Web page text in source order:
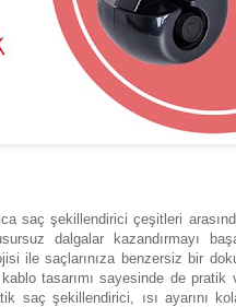
saç şekillendirici çeşitleri
dalgalar kazandırmayı
ile saçlarınıza benzersiz bir
tasarımı sayesinde de
saç şekillendirici, ısı ayarını